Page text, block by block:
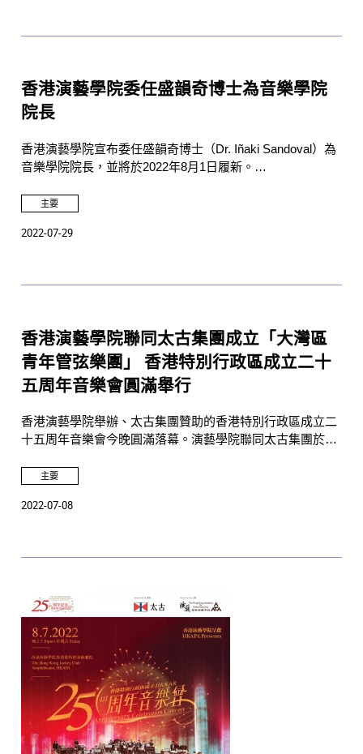
香港演藝學院委任盛韻奇博士為音樂學院
院長
香港演藝學院宣布委任盛韻奇博士（Dr. Iñaki Sandoval）為
音樂學院院長，並將於2022年8月1日履新。
主要
2022-07-29
香港演藝學院聯同太古集團成立「大灣區
青年管弦樂團」 香港特別行政區成立二十
五周年音樂會圓滿舉行
香港演藝學院舉辦、太古集團贊助的香港特別行政區成立二
十五周年音樂會今晚圓滿落幕。演藝學院聯同太古集團於音
劃促進區內文化交流。
主要
2022-07-08